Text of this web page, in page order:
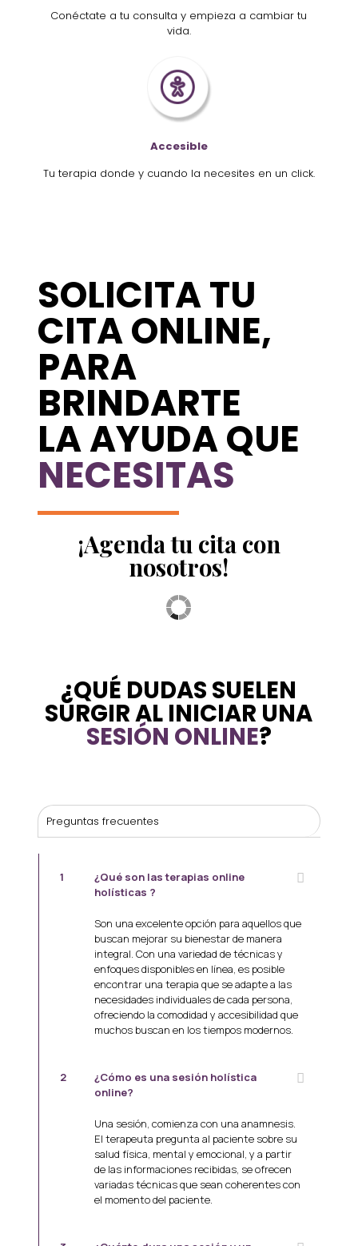
Conéctate a tu consulta y empieza a cambiar tu
vida.
Accesible
Tu terapia donde y cuando la necesites en un click.
SOLICITA TU
CITA ONLINE,
PARA
BRINDARTE
LA AYUDA QUE
NECESITAS
¡Agenda tu cita con
nosotros!
¿QUÉ DUDAS SUELEN
SURGIR AL INICIAR UNA
SESIÓN ONLINE?
Preguntas frecuentes
1
¿Qué son las terapias online
holísticas ?
Son una excelente opción para aquellos que
buscan mejorar su bienestar de manera
integral. Con una variedad de técnicas y
enfoques disponibles en línea, es posible
encontrar una terapia que se adapte a las
necesidades individuales de cada persona,
ofreciendo la comodidad y accesibilidad que
muchos buscan en los tiempos modernos.
2
¿Cómo es una sesión holística
online?
Una sesión, comienza con una anamnesis.
El terapeuta pregunta al paciente sobre su
salud física, mental y emocional, y a partir
de las informaciones recibidas, se ofrecen
variadas técnicas que sean coherentes con
el momento del paciente.